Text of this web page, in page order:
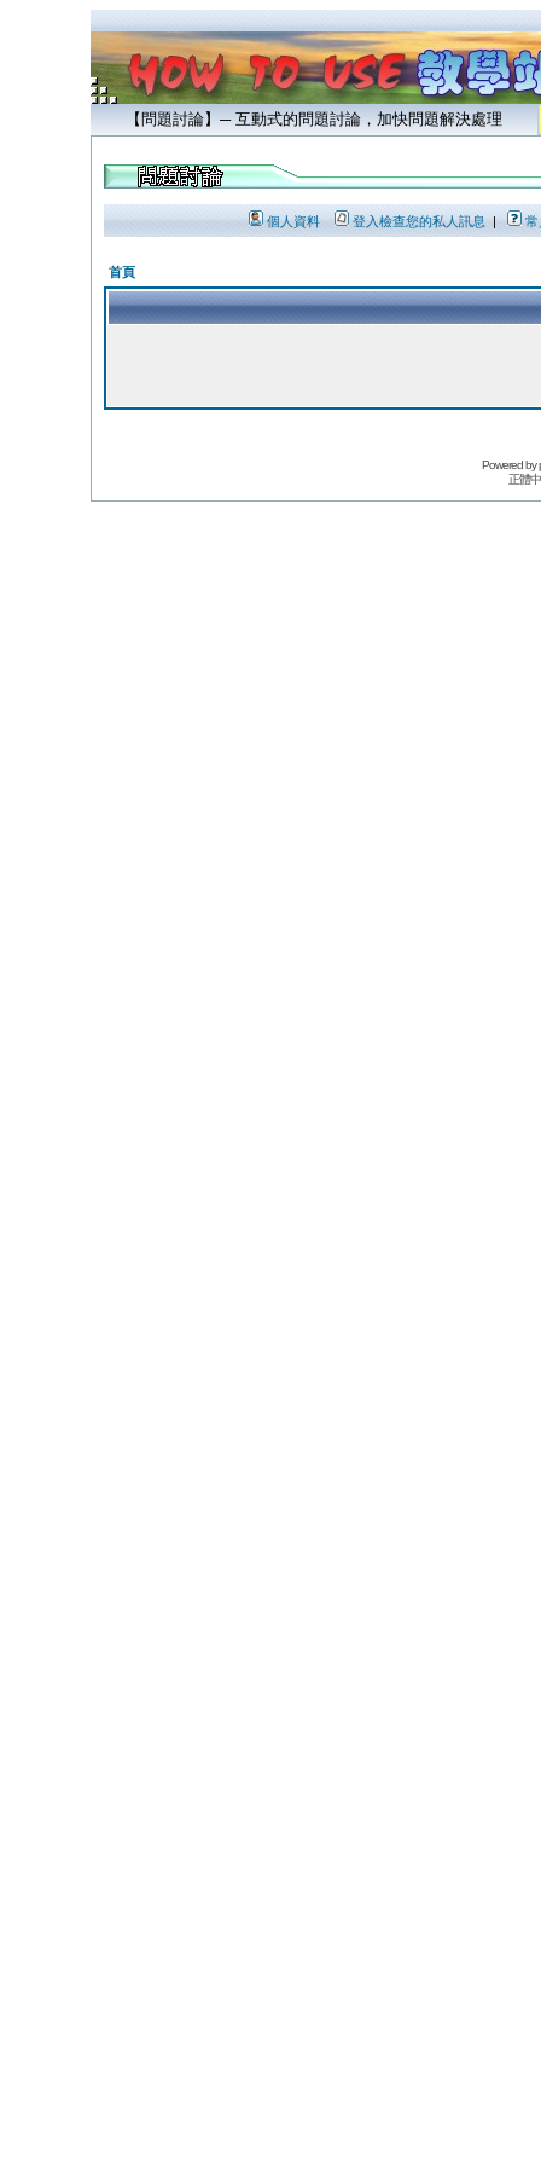
【問題討論】─ 互動式的問題討論，加快問題解決處理
個人資料 登入檢查您的私人訊息| 常
首頁
Powered by
正體